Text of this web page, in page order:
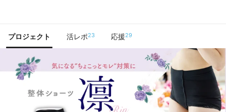
プロジェクト 活レポ23 応援29